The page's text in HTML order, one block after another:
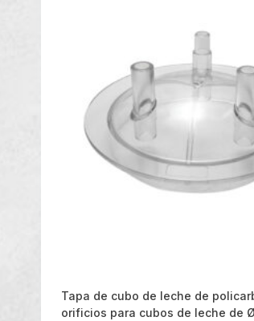
Tapa de cubo de leche de
orificios para cubos de leche de